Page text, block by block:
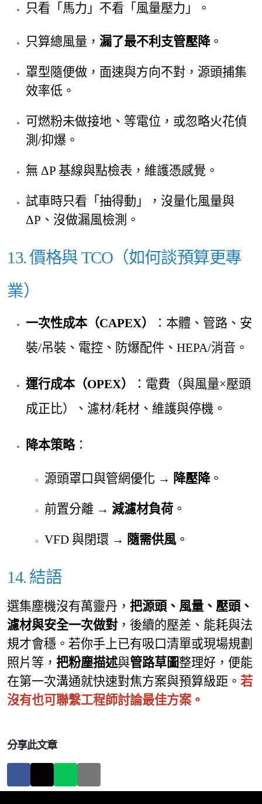
只看 「馬力」不看「風量壓力」。
只算總風量， 漏了最不利支管壓降。
罩型隨便做，面速與方向不對，源頭捕集
效率低。
可燃粉未做接地、等電位，或忽略火花偵
測/抑爆。
無 ΔP 基線與點檢表，維護憑感覺。
試車時只看「抽得動」，沒量化風量與
ΔP、沒做漏風檢測。
13. 價格與 TCO（如何談預算更專
業）
一次性成本（CAPEX）
：本體、管路、安
裝/吊裝、電控、防爆配件、HEPA/消音。
運行成本（OPEX）
：電費（與風量×壓頭
成正比）、濾材/耗材、維護與停機。
降本策略：
源頭罩口與管網優化 → 降壓降。
前置分離 → 減濾材負荷 。
VFD 與閉環 → 隨需供風。
14. 結語
選集塵機沒有萬靈丹， 把源頭、風量、壓頭、
濾材與安全一次做對 ，後續的壓差、能耗與法
規才會穩。若你手上已有吸口清單或現場規劃
照片等， 把粉塵描述與管路草圖整理好，便能
在第一次溝通就快速對焦方案與預算級距。 若
沒有也可聯繫工程師討論最佳方案。
分享此文章